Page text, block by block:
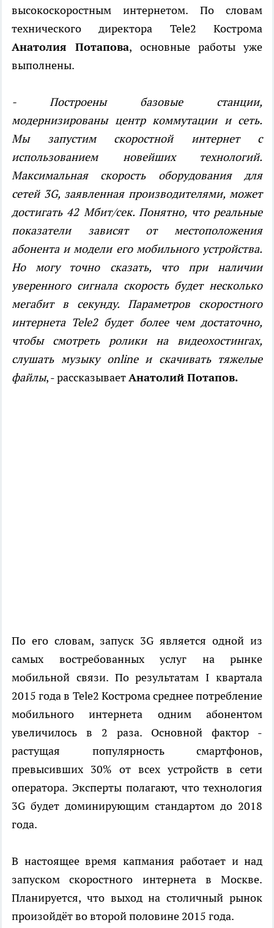
высокоскоростным интернетом. По словам
технического директора Tele2 Кострома
Анатолия Потапова, основные работы уже
выполнены.
- Построены базовые станции,
модернизированы центр коммутации и сеть.
Мы запустим скоростной интернет с
использованием новейших технологий.
Максимальная скорость оборудования для
сетей 3G, заявленная производителями, может
достигать 42 Мбит/сек. Понятно, что реальные
показатели зависят от местоположения
абонента и модели его мобильного устройства.
Но могу точно сказать, что при наличии
уверенного сигнала скорость будет несколько
мегабит в секунду. Параметров скоростного
интернета Tele2 будет более чем достаточно,
чтобы смотреть ролики на видеохостингах,
слушать музыку online и скачивать тяжелые
файлы, - рассказываетАнатолий Потапов.
По его словам, запуск 3G является одной из
самых востребованных услуг на рынке
мобильной связи. По результатам I квартала
2015 года в Tele2 Кострома среднее потребление
мобильного интернета одним абонентом
увеличилось в 2 раза. Основной фактор -
растущая популярность смартфонов,
превысивших 30% от всех устройств в сети
оператора. Эксперты полагают, что технология
3G будет доминирующим стандартом до 2018
года.
В настоящее время капмания работает и над
запуском скоростного интернета в Москве.
Планируется, что выход на столичный рынок
произойдёт во второй половине 2015 года.